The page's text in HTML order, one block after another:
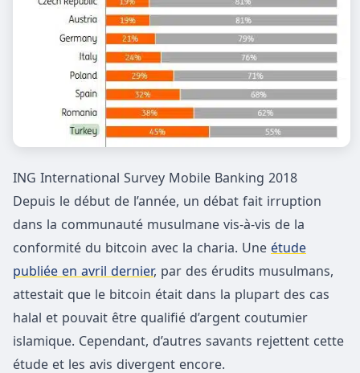
ING International Survey Mobile Banking 2018
Depuis le début de l’année, un débat fait irruption
dans la communauté musulmane vis-à-vis de la
conformité du bitcoin avec la charia. Une étude
publiée en avril dernier, par des érudits musulmans,
attestait que le bitcoin était dans la plupart des cas
halal et pouvait être qualifié d’argent coutumier
islamique. Cependant, d’autres savants rejettent cette
étude et les avis divergent encore.